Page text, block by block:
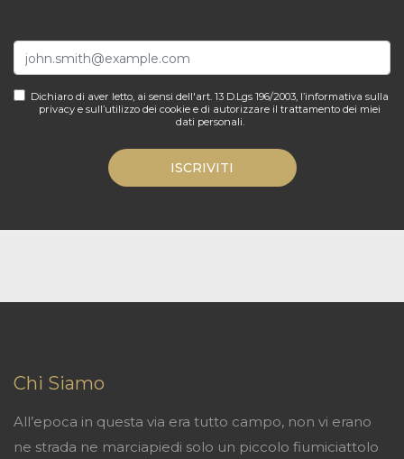
Dichiaro di aver letto, ai sensi dell'art. 13 D.Lgs 196/2003, l’informativa sulla
privacy e sull’utilizzo dei cookie e di autorizzare il trattamento dei miei
dati personali.
ISCRIVITI
Chi Siamo
All’epoca in questa via era tutto campo, non vi erano
ne strada ne marciapiedi solo un piccolo fiumiciattolo